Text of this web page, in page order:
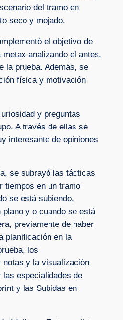
del tramo en
seco y mojado.
el objetivo de
analizando el antes,
la prueba. Además, se
física y motivación
y preguntas
A través de ellas se
interesante de opiniones
se subrayó las tácticas
tiempos en un tramo
se está subiendo,
y o cuando se está
previamente de haber
planificación en la
los
notas y la visualización
especialidades de
y las Subidas en